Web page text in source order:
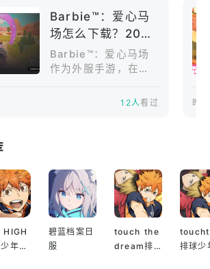
：爱心马场》，畅玩梦幻的骑马
订阅服务时长按购买时的选择而
务每月自动续费，如需取消，必须
by, and used under license from,
Barbie™：爱心马
场怎么下载？2026
国内手机下载安装
方法分享
Barbie™：爱心马场
作为外服手游，在国
难度。首先是网络问
慢、下载中断或连接
失败。其次是谷歌环
境依赖，部分安卓手
机如果缺少GooglePl
ay服务，可能无法正
常下载、更新或启动
12人看过 昨
HIGH
年日
碧蓝档案日
服
touch the
dream排
排球少